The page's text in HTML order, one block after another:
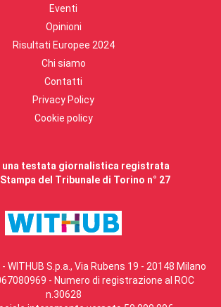
Eventi
Opinioni
Risultati Europee 2024
Chi siamo
Contatti
Privacy Policy
Cookie policy
una testata giornalistica registrata
del Tribunale di Torino n° 27
S.p.a., Via Rubens 19 - 20148 Milano
- Numero di registrazione al ROC
n.30628